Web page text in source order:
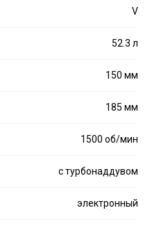
V
52.3 л
150 мм
185 мм
1500 об/мин
с турбонаддувом
электронный